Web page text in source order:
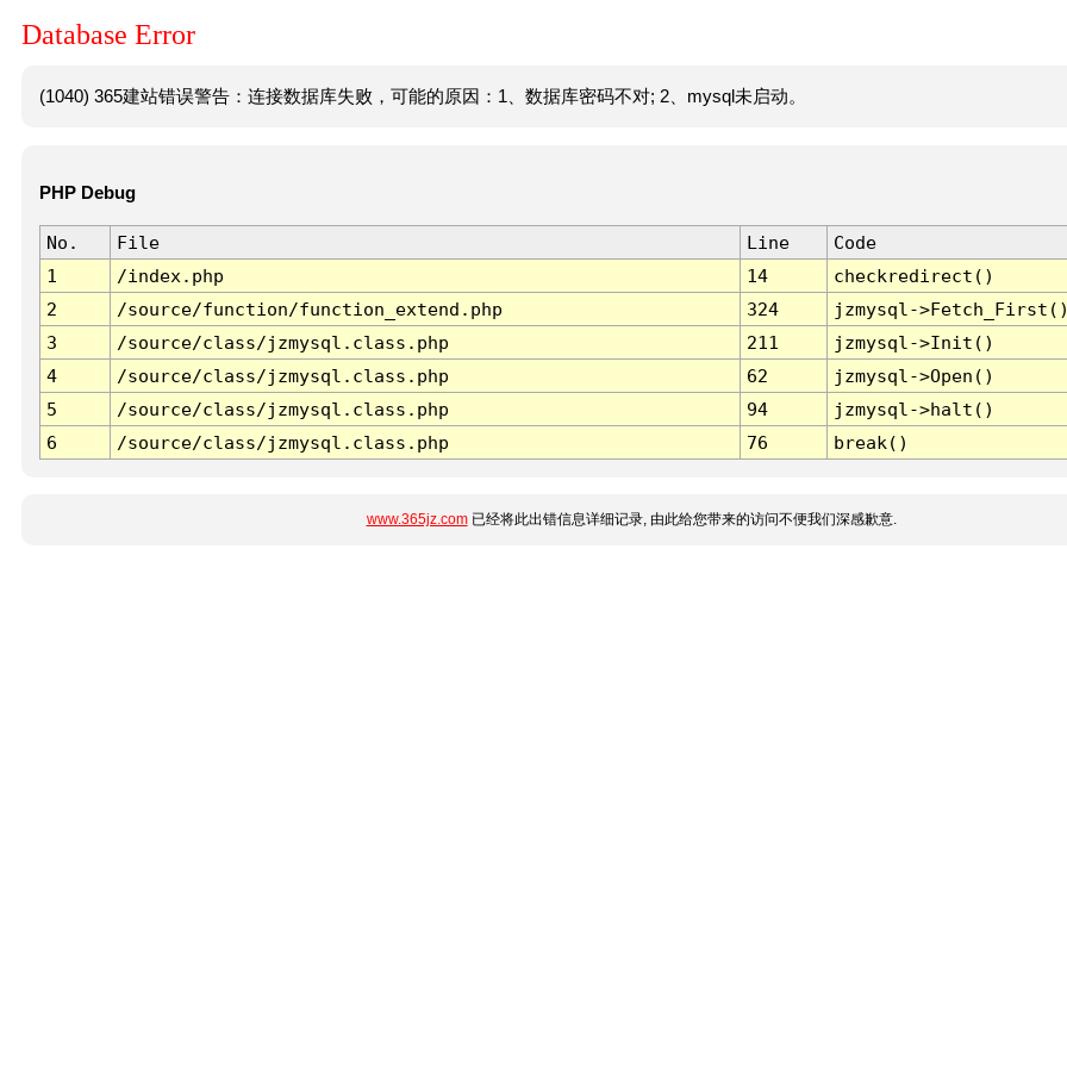
Database Error
(1040) 365建站错误警告：连接数据库失败，可能的原因：1、数据库密码不对; 2、mysql未启动。
PHP Debug
No. File Line
Code
1
/index.php 14
checkredirect()
2
/source/function/function_extend.php 324
jzmysql-
3
/source/class/jzmysql.class.php 211
jzmysql->Init()
4
/source/class/jzmysql.class.php 62
jzmysql->Open()
5
/source/class/jzmysql.class.php 94
jzmysql->halt()
6
/source/class/jzmysql.class.php 76 break()
www.365jz.com已经将此出错信息详细记录, 由此给您带来的访问不便我们深感歉意.